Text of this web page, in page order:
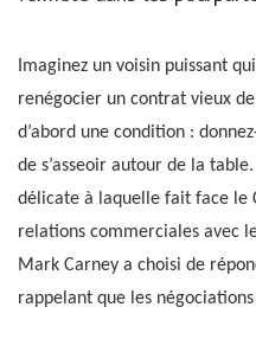
Imaginez un voisin puissant
renégocier un contrat vieux
d’abord une condition :
de s’asseoir autour de la
délicate à laquelle fait face le
relations commerciales avec
Mark Carney a choisi de
rappelant que les